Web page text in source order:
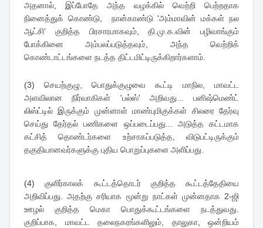
அதனால், இப்போதே அந்த வழக்கில் வெற்றி பெற்றதாக
நினைத்துக் கொண்டு, நான்காண்டு 'அம்மாவின் மக்கள் நல
ஆட்சி' குறித்த பிரசாரமாகவும், தி.மு.க.வின் பழிவாங்கும்
போக்கினை அம்பலப்படுத்தவும், அந்த வெற்றிக்
கொண்டாட்டங்களை நடத்த திட்டமிட்டிருக்கிறார்களாம்.
(3) செயற்குழு, பொதுக்குழுவை கூட்டி மாநில, மாவட்ட
அளவிலான நிர்வாகிகள் 'பல்ஸ்' அறிவது... பனிஷ்மெண்ட்
லிஸ்ட்டில் இருக்கும் முன்னாள் மாண்புமிகுக்கள் சிலரை தேர்வு
செய்து தேர்தல் பணிகளை ஒப்படைப்பது... அடுத்த கட்டமாக
கட்சித் தொண்டர்களை உற்சாகப்படுத்த, விடுபட்டிருக்கும்
தகுதியானவர்களுக்கு புதிய பொறுப்புகளை அளிப்பது.
(4) குளிர்காலக் கூட்டத்தொடர் குறித்த கூட்டத்தேதியை
அறிவிப்பது. அதற்கு சரியாக மூன்று நாட்கள் முன்னதாக 2-ஜி
ஊழல் குறித்த மெகா பொதுக்கூட்டங்களை நடத்துவது.
குறிப்பாக, மாவட்ட தலைநகரங்களிலும், தாலுகா, ஒன்றியம்